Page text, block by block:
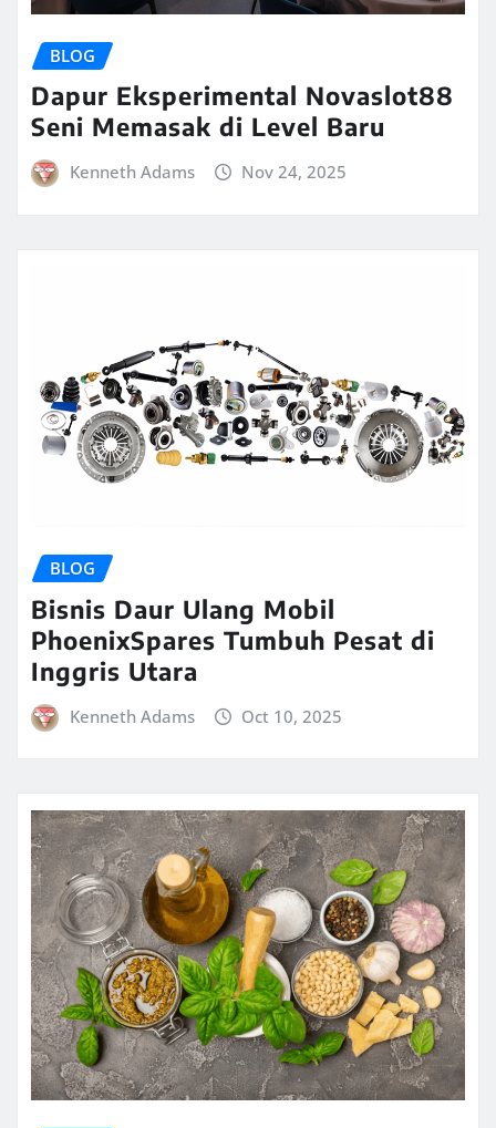
BLOG
Dapur Eksperimental Novaslot88
Seni Memasak di Level Baru
Kenneth Adams Nov 24, 2025
BLOG
Bisnis Daur Ulang Mobil
PhoenixSpares Tumbuh Pesat di
Inggris Utara
Kenneth Adams Oct 10, 2025